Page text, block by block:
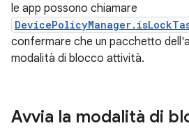
le app possono chiamare
confermare che un pacchetto
modalità di blocco attività.
Avvia la modalità di